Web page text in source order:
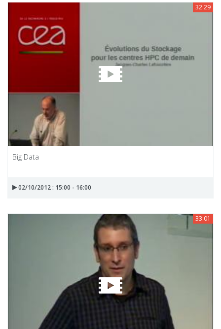
32:29
Big Data
02/10/2012 : 15:00 - 16:00
33:01